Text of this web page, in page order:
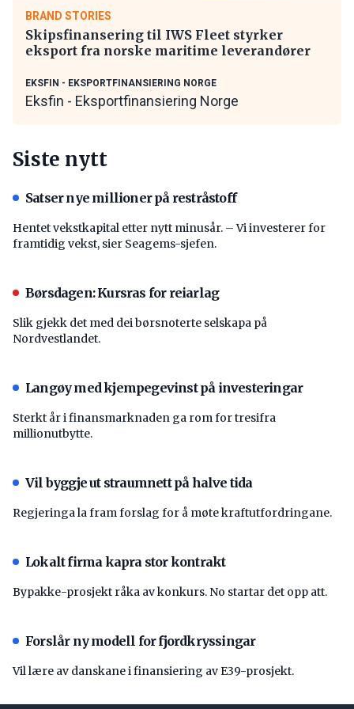
BRAND STORIES
Skipsfinansering til IWS Fleet styrker
eksport fra norske maritime leverandører
EKSFIN - EKSPORTFINANSIERING NORGE
Eksfin - Eksportfinansiering Norge
Siste nytt
Satser nye millioner på restråstoff
Hentet vekstkapital etter nytt minusår. – Vi investerer for
framtidig vekst, sier Seagems-sjefen.
Børsdagen: Kursras for reiarlag
Slik gjekk det med dei børsnoterte selskapa på
Nordvestlandet.
Langøy med kjempegevinst på investeringar
Sterkt år i finansmarknaden ga rom for tresifra
millionutbytte.
Vil byggje ut straumnett på halve tida
Regjeringa la fram forslag for å møte kraftutfordringane.
Lokalt firma kapra stor kontrakt
Bypakke-prosjekt råka av konkurs. No startar det opp att.
Forslår ny modell for fjordkryssingar
Vil lære av danskane i finansiering av E39-prosjekt.